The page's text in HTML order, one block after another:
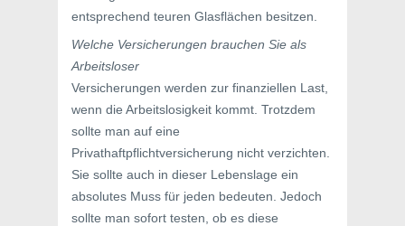
entsprechend teuren Glasflächen besitzen.
Welche Versicherungen brauchen Sie als
Arbeitsloser
Versicherungen werden zur finanziellen Last,
wenn die Arbeitslosigkeit kommt. Trotzdem
sollte man auf eine
Privathaftpflichtversicherung nicht verzichten.
Sie sollte auch in dieser Lebenslage ein
absolutes Muss für jeden bedeuten. Jedoch
sollte man sofort testen, ob es diese